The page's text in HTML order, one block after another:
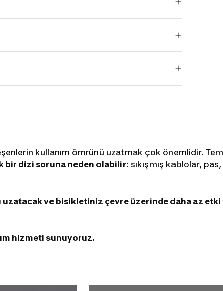
kullanım ömrünü uzatmak çok önemlidir.
bir dizi soruna neden olabilir: sıkışmış kablolar, pas,
ve bisikletiniz çevre üzerinde daha az etki
hizmeti sunuyoruz.